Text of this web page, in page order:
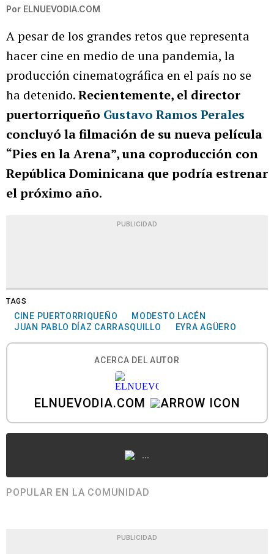
Por ELNUEVODIA.COM
A pesar de los grandes retos que representa
hacer cine en medio de una pandemia, la
producción cinematográfica en el país no se
ha detenido.Recientemente, el director
puertorriqueño Gustavo Ramos Perales
concluyó la filmación de su nueva película
“Pies en la Arena”, una coproducción con
República Dominicana que podría estrenar
el próximo año.
PUBLICIDAD
TAGS
CINE PUERTORRIQUEÑO
MODESTO LACÉN
JUAN PABLO DÍAZ CARRASQUILLO
EYRA AGÜERO
ACERCA DEL AUTOR
ELNUEVODIA.COM
...
POPULAR EN LA COMUNIDAD
PUBLICIDAD